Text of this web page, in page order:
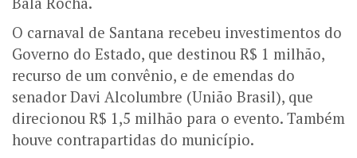
O carnaval de Santana recebeu investimentos do
Governo do Estado, que destinou R$ 1 milhão,
recurso de um convênio, e de emendas do
senador Davi Alcolumbre (União Brasil), que
direcionou R$ 1,5 milhão para o evento. Também
houve contrapartidas do município.